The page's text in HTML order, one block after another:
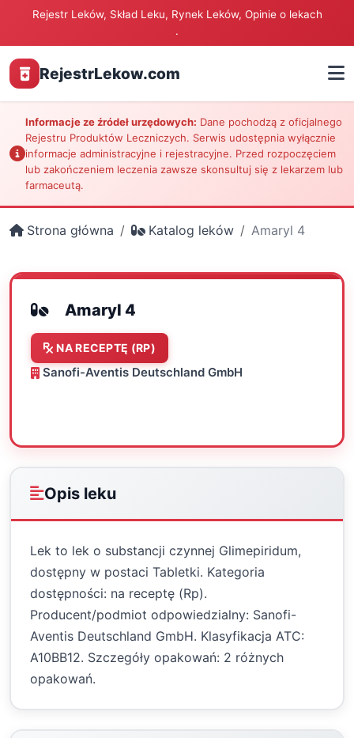
Rejestr Leków, Skład Leku, Rynek Leków, Opinie o lekach
.
RejestrLekow.com
Informacje ze źródeł urzędowych: Dane pochodzą z oficjalnego
Rejestru Produktów Leczniczych. Serwis udostępnia wyłącznie
informacje administracyjne i rejestracyjne. Przed rozpoczęciem
lub zakończeniem leczenia zawsze skonsultuj się z lekarzem lub
farmaceutą.
Strona główna Katalog leków Amaryl 4
Amaryl 4
NA RECEPTĘ (RP)
Sanofi-Aventis Deutschland GmbH
Opis leku
Lek to lek o substancji czynnej Glimepiridum,
dostępny w postaci Tabletki. Kategoria
dostępności: na receptę (Rp).
Producent/podmiot odpowiedzialny: Sanofi-
Aventis Deutschland GmbH. Klasyfikacja ATC:
A10BB12. Szczegóły opakowań: 2 różnych
opakowań.